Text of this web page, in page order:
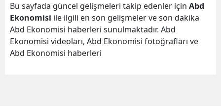
Bu sayfada güncel gelişmeleri takip edenler için Abd
Ekonomisi ile ilgili en son gelişmeler ve son dakika
Abd Ekonomisi haberleri sunulmaktadır. Abd
Ekonomisi videoları, Abd Ekonomisi fotoğrafları ve
Abd Ekonomisi haberleri